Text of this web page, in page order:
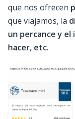
que nos ofrecen
que viajamos, la
un percance y el
hacer, etc.